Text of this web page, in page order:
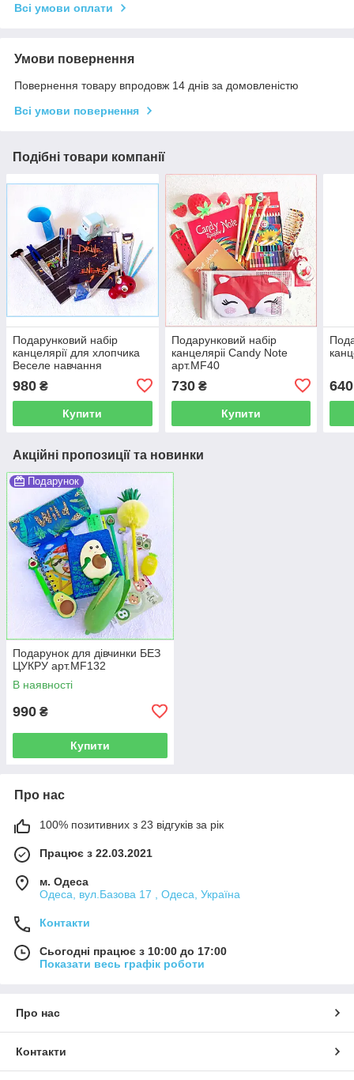
Всі умови оплати
Умови повернення
Повернення товару впродовж 14 днів за домовленістю
Всі умови повернення
Подібні товари компанії
Подарунковий набір
канцелярії для хлопчика
Веселе навчання
980 ₴
Купити
Подарунковий набір
канцеляріі Candy Note
арт.MF40
730₴
Купити
640
Акційні пропозиції та новинки
Подарунок
Подарунок для дівчинки БЕЗ
ЦУКРУ арт.MF132
В наявності
990 ₴
Купити
Про нас
100% позитивних з 23 відгуків за рік
Працює з 22.03.2021
м. Одеса
Одеса, вул.Базова 17 , Одеса, Україна
Контакти
Сьогодні працює з 10:00 до 17:00
Показати весь графік роботи
Про нас
Контакти